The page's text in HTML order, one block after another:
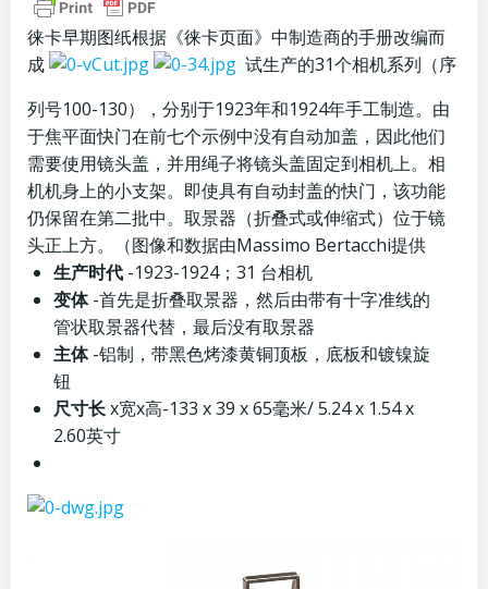
徕卡早期图纸根据《徕卡页面》中制造商的手册改编而
成
试生产的31个相机系列（序
列号100-130），分别于1923年和1924年手工制造。由
于焦平面快门在前七个示例中没有自动加盖，因此他们
需要使用镜头盖，并用绳子将镜头盖固定到相机上。相
机机身上的小支架。即使具有自动封盖的快门，该功能
仍保留在第二批中。取景器（折叠式或伸缩式）位于镜
头正上方。（图像和数据由Massimo Bertacchi提供
生产时代 -1923-1924；31 台相机
变体-首先是折叠取景器，然后由带有十字准线的
管状取景器代替，最后没有取景器
主体-铝制，带黑色烤漆黄铜顶板，底板和镀镍旋
钮
尺寸长x宽x高-133 x 39 x 65毫米/ 5.24 x 1.54 x
2.60英寸